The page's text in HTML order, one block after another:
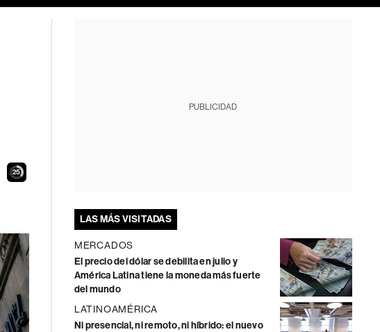
24
PUBLICIDAD
LAS MÁS VISITADAS
MERCADOS
El precio del dólar se debilita en julio y
América Latina tiene la moneda más fuerte
del mundo
LATINOAMÉRICA
Ni presencial, ni remoto, ni híbrido: el nuevo